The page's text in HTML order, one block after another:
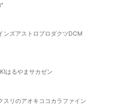
ンズアストロプロダクツDCM
はるやま サカゼン
スリのアオキココカラファイン